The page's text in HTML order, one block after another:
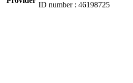
ID number : 46198725